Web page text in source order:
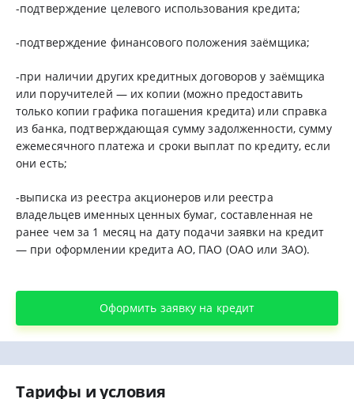
-подтверждение целевого использования кредита;
-подтверждение финансового положения заёмщика;
-при наличии других кредитных договоров у заёмщика
или поручителей — их копии (можно предоставить
только копии графика погашения кредита) или справка
из банка, подтверждающая сумму задолженности, сумму
ежемесячного платежа и сроки выплат по кредиту, если
они есть;
-выписка из реестра акционеров или реестра
владельцев именных ценных бумаг, составленная не
ранее чем за 1 месяц на дату подачи заявки на кредит
— при оформлении кредита АО, ПАО (ОАО или ЗАО).
Оформить заявку на кредит
Тарифы и условия